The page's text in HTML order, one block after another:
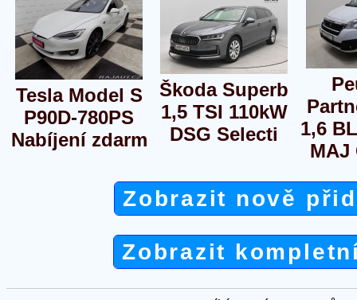
Tesla Model S
P90D-780PS
Nabíjení zdarm
Škoda Superb
1,5 TSI 110kW
DSG Selecti
1,6
MAJ
Zobrazit nově
Zobrazit